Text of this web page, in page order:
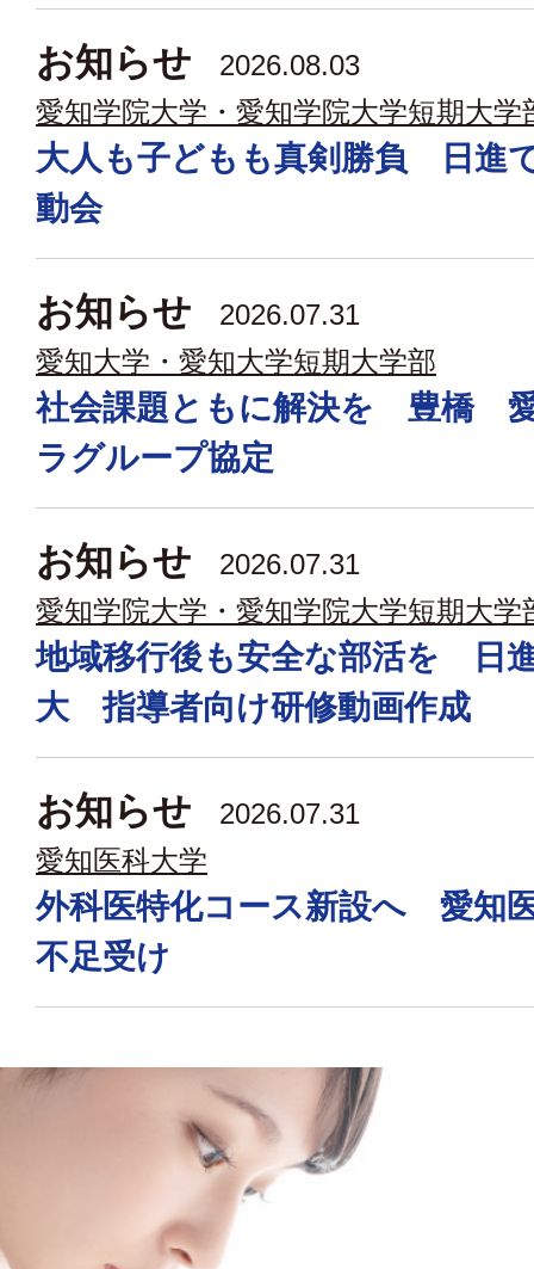
お知らせ
2026.08.03
愛知学院大学・愛知学院大学短期大学
大人も子どもも真剣勝負 日進
動会
お知らせ
2026.07.31
愛知大学・愛知大学短期大学部
社会課題ともに解決を 豊橋
ラグループ協定
お知らせ
2026.07.31
愛知学院大学・愛知学院大学短期大学
地域移行後も安全な部活を 日
大 指導者向け研修動画作成
お知らせ
2026.07.31
愛知医科大学
外科医特化コース新設へ 愛知
不足受け